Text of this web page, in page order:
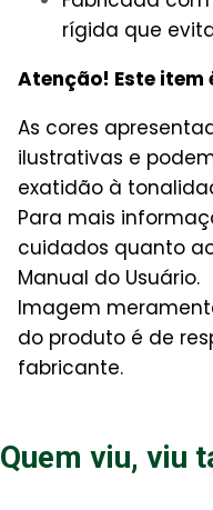
rígida que
Atenção! Este item
As cores
ilustrativas e
exatidão à
Para mais
cuidados quanto
Manual do Usuário.
Imagem
do produto é de
fabricante.
Quem viu, viu